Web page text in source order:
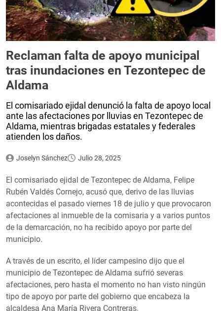
Reclaman falta de apoyo municipal
tras inundaciones en Tezontepec de
Aldama
El comisariado ejidal denunció la falta de apoyo local
ante las afectaciones por lluvias en Tezontepec de
Aldama, mientras brigadas estatales y federales
atienden los daños.
Joselyn Sánchez Julio 28, 2025
El comisariado ejidal de Tezontepec de Aldama, Felipe
Rubén Valdés Cornejo, acusó que, derivo de las lluvias
acontecidas el pasado viernes 18 de julio y que provocaron
afectaciones al inmueble de la comisaria y a varios puntos
de la demarcación, no ha recibido apoyo por parte del
municipio.
A través de un escrito, el líder campesino dijo que el
municipio de Tezontepec de Aldama sufrió severas
afectaciones, pero hasta el momento no han visto ningún
tipo de apoyo por parte del gobierno que encabeza la
alcaldesa Ana María Rivera Contreras.